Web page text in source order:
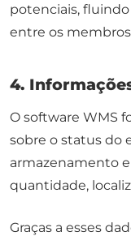
potenciais,
entre os
4.
O software WMS
sobre o status do
armazenamento
quantidade,
Graças a esses